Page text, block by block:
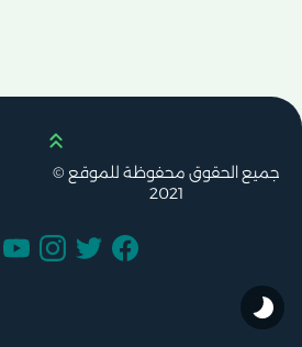
Scroll up
جميع الحقوق محفوظة للموقع ©
2021